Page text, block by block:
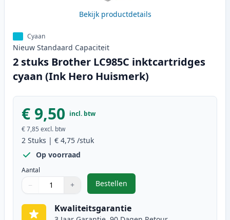
Bekijk productdetails
Cyaan
Nieuw Standaard Capaciteit
2 stuks Brother LC985C inktcartridges
cyaan (Ink Hero Huismerk)
€ 9,50 incl. btw
€ 7,85 excl. btw
2 Stuks | € 4,75 /stuk
Op voorraad
Aantal
Gebruik de knoppen om aan te passen
− +
1
Bestellen
,2 stuks Brother LC985C
Kwaliteitsgarantie